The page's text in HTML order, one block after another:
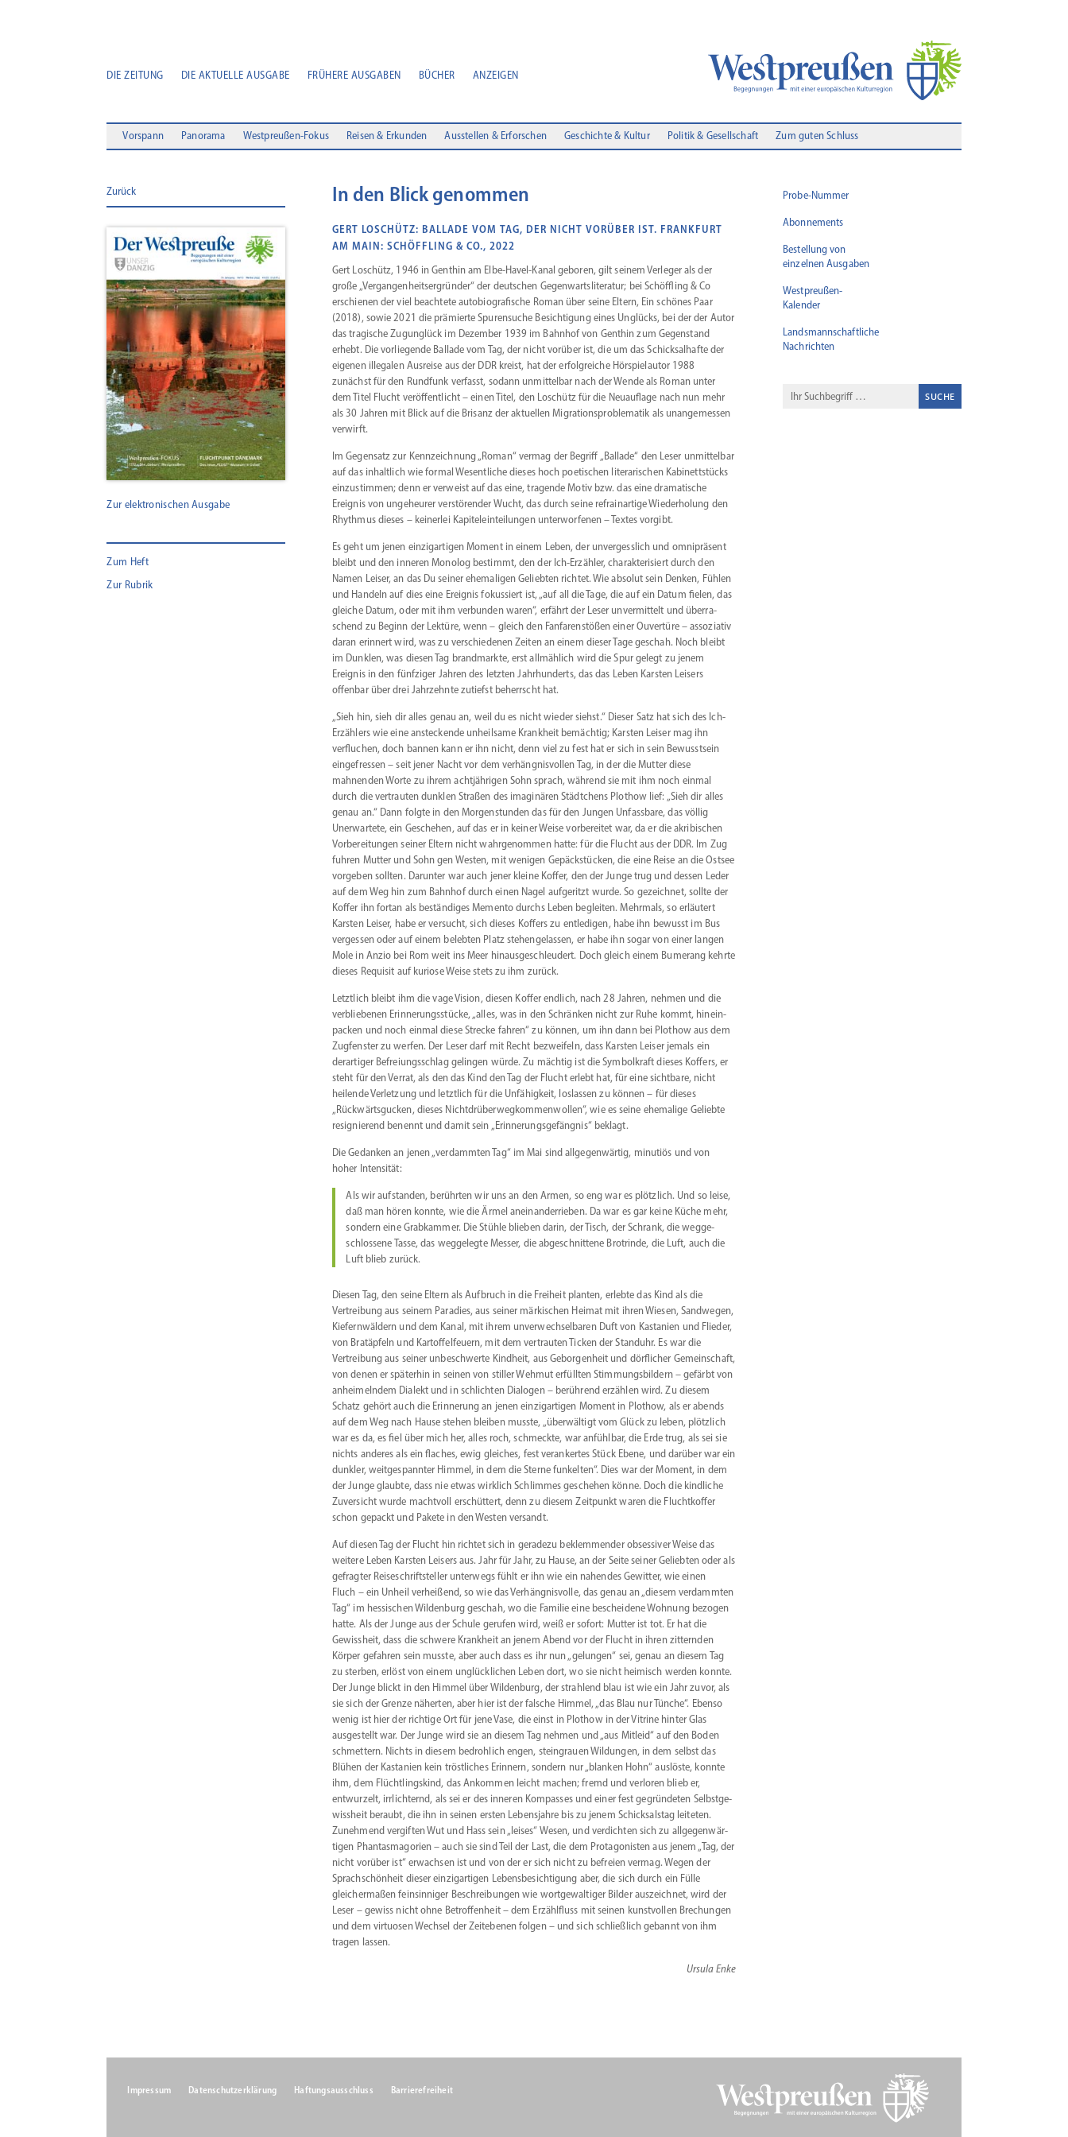
DIE ZEITUNG DIE AKTUELLE AUSGABE FRÜHERE AUSGABEN BÜCHER ANZEIGEN
Vorspann Panorama Westpreußen-Fokus Reisen & Erkunden Ausstellen & Erforschen Geschichte & Kultur Politik & Gesellschaft Zum guten Schluss
Zurück
Zur elektronischen Ausgabe
Zum Heft
Zur Rubrik
In den Blick genommen
GERT LOSCHÜTZ: BALLADE VOM TAG, DER NICHT VORÜBER IST. FRANKFURT
AM MAIN: SCHÖFFLING & CO., 2022
Gert Loschütz, 1946 in Genthin am Elbe-Havel-Kanal geboren, gilt seinem Verleger als der
große „Vergan­gen­heits­er­gründer“ der deutschen Gegen­warts­li­te­ratur; bei Schöffling & Co
erschienen der viel beachtete autobio­gra­fische Roman über seine Eltern, Ein schönes Paar
(2018), sowie 2021 die prämierte Spuren­suche Besich­tigung eines Unglücks, bei der der Autor
das tragische Zugun­glück im Dezember 1939 im Bahnhof von Genthin zum Gegen­stand
erhebt. Die vorlie­gende Ballade vom Tag, der nicht vorüber ist, die um das Schick­sal­hafte der
eigenen illegalen Ausreise aus der DDR kreist, hat der erfolg­reiche Hörspiel­autor 1988
zunächst für den Rundfunk verfasst, sodann unmit­telbar nach der Wende als Roman unter
dem Titel Flucht veröf­fent­licht – einen Titel, den Loschütz für die Neuauflage nach nun mehr
als 30 Jahren mit Blick auf die Brisanz der aktuellen Migra­ti­ons­pro­ble­matik als unange­messen
verwirft.
Im Gegensatz zur Kennzeichnung „Roman“ vermag der Begriff „Ballade“ den Leser unmit­telbar
auf das inhaltlich wie formal Wesent­liche dieses hoch poeti­schen litera­ri­schen Kabinett­stücks
einzu­stimmen; denn er verweist auf das eine, tragende Motiv bzw. das eine drama­tische
Ereignis von ungeheurer verstö­render Wucht, das durch seine refrain­artige Wieder­holung den
Rhythmus dieses – keinerlei Kapitel­ein­tei­lungen unter­wor­fenen – Textes vorgibt.
Es geht um jenen einzig­ar­tigen Moment in einem Leben, der unver­gesslich und omnipräsent
bleibt und den inneren Monolog bestimmt, den der Ich-Erzähler, charak­te­ri­siert durch den
Namen Leiser, an das Du seiner ehema­ligen Geliebten richtet. Wie absolut sein Denken, Fühlen
und Handeln auf dies eine Ereignis fokus­siert ist, „auf all die Tage, die auf ein Datum fielen, das
gleiche Datum, oder mit ihm verbunden waren“, erfährt der Leser unver­mittelt und überra­
schend zu Beginn der Lektüre, wenn – gleich den Fanfa­ren­stößen einer Ouvertüre – assoziativ
daran erinnert wird, was zu verschie­denen Zeiten an einem dieser Tage geschah. Noch bleibt
im Dunklen, was diesen Tag brand­markte, erst allmählich wird die Spur gelegt zu jenem
Ereignis in den fünfziger Jahren des letzten Jahrhun­derts, das das Leben Karsten Leisers
offenbar über drei Jahrzehnte zutiefst beherrscht hat.
„Sieh hin, sieh dir alles genau an, weil du es nicht wieder siehst.“ Dieser Satz hat sich des Ich-
Erzählers wie eine anste­ckende unheilsame Krankheit bemächtig; Karsten Leiser mag ihn
verfluchen, doch bannen kann er ihn nicht, denn viel zu fest hat er sich in sein Bewusstsein
einge­fressen – seit jener Nacht vor dem verhäng­nis­vollen Tag, in der die Mutter diese
mahnenden Worte zu ihrem achtjäh­rigen Sohn sprach, während sie mit ihm noch einmal
durch die vertrauten dunklen Straßen des imagi­nären Städt­chens Plothow lief: „Sieh dir alles
genau an.“ Dann folgte in den Morgen­stunden das für den Jungen Unfassbare, das völlig
Unerwartete, ein Geschehen, auf das er in keiner Weise vorbe­reitet war, da er die akribi­schen
Vorbe­rei­tungen seiner Eltern nicht wahrge­nommen hatte: für die Flucht aus der DDR. Im Zug
fuhren Mutter und Sohn gen Westen, mit wenigen Gepäck­stücken, die eine Reise an die Ostsee
vorgeben sollten. Darunter war auch jener kleine Koffer, den der Junge trug und dessen Leder
auf dem Weg hin zum Bahnhof durch einen Nagel aufge­ritzt wurde. So gezeichnet, sollte der
Koffer ihn fortan als bestän­diges Memento durchs Leben begleiten. Mehrmals, so erläutert
Karsten Leiser, habe er versucht, sich dieses Koffers zu entle­digen, habe ihn bewusst im Bus
vergessen oder auf einem belebten Platz stehen­ge­lassen, er habe ihn sogar von einer langen
Mole in Anzio bei Rom weit ins Meer hinaus­ge­schleudert. Doch gleich einem Bumerang kehrte
dieses Requisit auf kuriose Weise stets zu ihm zurück.
Letztlich bleibt ihm die vage Vision, diesen Koffer endlich, nach 28 Jahren, nehmen und die
verblie­benen Erinne­rungs­stücke, „alles, was in den Schränken nicht zur Ruhe kommt, hinein­
packen und noch einmal diese Strecke fahren“ zu können, um ihn dann bei Plothow aus dem
Zugfenster zu werfen. Der Leser darf mit Recht bezweifeln, dass Karsten Leiser jemals ein
derar­tiger Befrei­ungs­schlag gelingen würde. Zu mächtig ist die Symbol­kraft dieses Koffers, er
steht für den Verrat, als den das Kind den Tag der Flucht erlebt hat, für eine sichtbare, nicht
heilende Verletzung und letztlich für die Unfähigkeit, loslassen zu können – für dieses
„Rückwärts­gucken, dieses Nichtd­rü­ber­weg­kom­men­wollen“, wie es seine ehemalige Geliebte
resignierend benennt und damit sein „Erinne­rungs­ge­fängnis“ beklagt.
Die Gedanken an jenen „verdammten Tag“ im Mai sind allge­gen­wärtig, minutiös und von
hoher Intensität:
Als wir aufstanden, berührten wir uns an den Armen, so eng war es plötzlich. Und so leise,
daß man hören konnte, wie die Ärmel anein­an­der­rieben. Da war es gar keine Küche mehr,
sondern eine Grabkammer. Die Stühle blieben darin, der Tisch, der Schrank, die wegge­
schlossene Tasse, das wegge­legte Messer, die abgeschnittene Brotrinde, die Luft, auch die
Luft blieb zurück.
Diesen Tag, den seine Eltern als Aufbruch in die Freiheit planten, erlebte das Kind als die
Vertreibung aus seinem Paradies, aus seiner märki­schen Heimat mit ihren Wiesen, Sandwegen,
Kiefern­wäldern und dem Kanal, mit ihrem unver­wech­sel­baren Duft von Kastanien und Flieder,
von Bratäpfeln und Kartof­fel­feuern, mit dem vertrauten Ticken der Standuhr. Es war die
Vertreibung aus seiner unbeschwerte Kindheit, aus Gebor­genheit und dörflicher Gemein­schaft,
von denen er späterhin in seinen von stiller Wehmut erfüllten Stimmungs­bildern – gefärbt von
anhei­melndem Dialekt und in schlichten Dialogen – berührend erzählen wird. Zu diesem
Schatz gehört auch die Erinnerung an jenen einzig­ar­tigen Moment in Plothow, als er abends
auf dem Weg nach Hause stehen bleiben musste, „überwältigt vom Glück zu leben, plötzlich
war es da, es fiel über mich her, alles roch, schmeckte, war anfühlbar, die Erde trug, als sei sie
nichts anderes als ein flaches, ewig gleiches, fest veran­kertes Stück Ebene, und darüber war ein
dunkler, weitge­spannter Himmel, in dem die Sterne funkelten“. Dies war der Moment, in dem
der Junge glaubte, dass nie etwas wirklich Schlimmes geschehen könne. Doch die kindliche
Zuver­sicht wurde machtvoll erschüttert, denn zu diesem Zeitpunkt waren die Flucht­koffer
schon gepackt und Pakete in den Westen versandt.
Auf diesen Tag der Flucht hin richtet sich in geradezu beklem­mender obses­siver Weise das
weitere Leben Karsten Leisers aus. Jahr für Jahr, zu Hause, an der Seite seiner Geliebten oder als
gefragter Reise­schrift­steller unterwegs fühlt er ihn wie ein nahendes Gewitter, wie einen
Fluch – ein Unheil verheißend, so wie das Verhäng­nis­volle, das genau an „diesem verdammten
Tag“ im hessi­schen Wildenburg geschah, wo die Familie eine bescheidene Wohnung bezogen
hatte. Als der Junge aus der Schule gerufen wird, weiß er sofort: Mutter ist tot. Er hat die
Gewissheit, dass die schwere Krankheit an jenem Abend vor der Flucht in ihren zitternden
Körper gefahren sein musste, aber auch dass es ihr nun „gelungen“ sei, genau an diesem Tag
zu sterben, erlöst von einem unglück­lichen Leben dort, wo sie nicht heimisch werden konnte.
Der Junge blickt in den Himmel über Wildenburg, der strahlend blau ist wie ein Jahr zuvor, als
sie sich der Grenze näherten, aber hier ist der falsche Himmel, „das Blau nur Tünche“. Ebenso
wenig ist hier der richtige Ort für jene Vase, die einst in Plothow in der Vitrine hinter Glas
ausge­stellt war. Der Junge wird sie an diesem Tag nehmen und „aus Mitleid“ auf den Boden
schmettern. Nichts in diesem bedrohlich engen, stein­grauen Wildungen, in dem selbst das
Blühen der Kastanien kein tröst­liches Erinnern, sondern nur „blanken Hohn“ auslöste, konnte
ihm, dem Flücht­lingskind, das Ankommen leicht machen; fremd und verloren blieb er,
entwurzelt, irrlich­ternd, als sei er des inneren Kompasses und einer fest gegrün­deten Selbst­ge­
wissheit beraubt, die ihn in seinen ersten Lebens­jahre bis zu jenem Schick­salstag leiteten.
Zunehmend vergiften Wut und Hass sein „leises“ Wesen, und verdichten sich zu allge­gen­wär­
tigen Phantas­ma­gorien – auch sie sind Teil der Last, die dem Protago­nisten aus jenem „Tag, der
nicht vorüber ist“ erwachsen ist und von der er sich nicht zu befreien vermag. Wegen der
Sprach­schönheit dieser einzig­ar­tigen Lebens­be­sich­tigung aber, die sich durch ein Fülle
gleicher­maßen feinsin­niger Beschrei­bungen wie wortge­wal­tiger Bilder auszeichnet, wird der
Leser – gewiss nicht ohne Betrof­fenheit – dem Erzähl­fluss mit seinen kunst­vollen Brechungen
und dem virtuosen Wechsel der Zeitebenen folgen – und sich schließlich gebannt von ihm
tragen lassen.
Ursula Enke
Probe-Nummer
Abonnements
Bestellung von
einzelnen Ausgaben
Westpreußen-
Kalender
Landsmannschaftliche
Nachrichten
Impressum Datenschutzerklärung Haftungsausschluss Barrierefreiheit